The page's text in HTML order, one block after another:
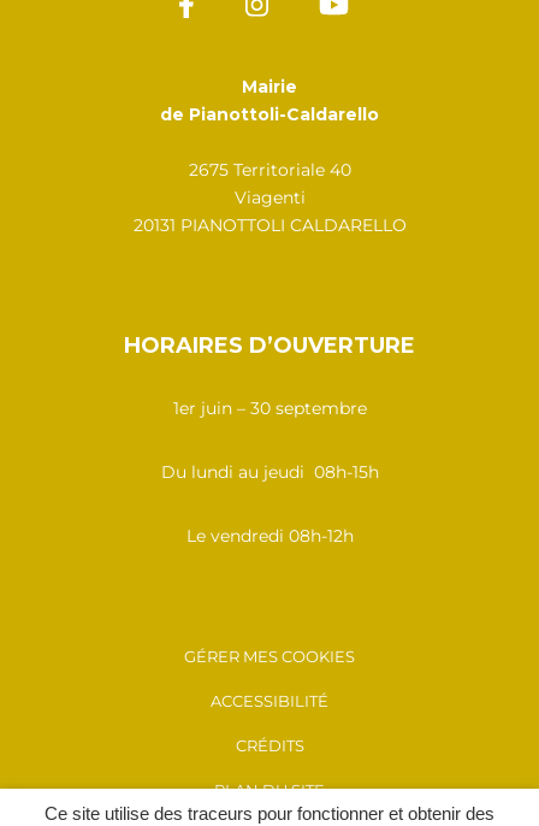
Ce site utilise des traceurs pour fonctionner et obtenir des
Mairie
de Pianottoli-Caldarello
2675 Territoriale 40
Viagenti
20131 PIANOTTOLI CALDARELLO
HORAIRES D’OUVERTURE
1er juin – 30 septembre
Du lundi au jeudi 08h-15h
Le vendredi 08h-12h
GÉRER MES COOKIES
ACCESSIBILITÉ
CRÉDITS
PLAN DU SITE